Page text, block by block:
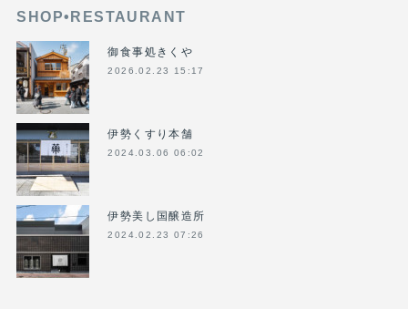
SHOP•RESTAURANT
御食事処きくや
2026.02.23 15:17
伊勢くすり本舗
2024.03.06 06:02
伊勢美し国醸造所
2024.02.23 07:26